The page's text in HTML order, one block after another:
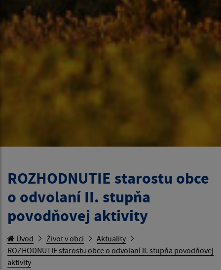
ROZHODNUTIE starostu obce
o odvolaní II. stupňa
povodňovej aktivity
Úvod Život v obci
Aktuality
ROZHODNUTIE starostu obce o odvolaní II. stupňa povodňovej
aktivity